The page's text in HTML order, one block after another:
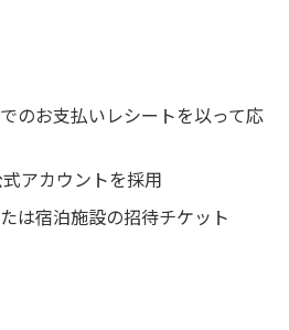
のお支払いレシートを以って応
アカウントを採用
は宿泊施設の招待チケット